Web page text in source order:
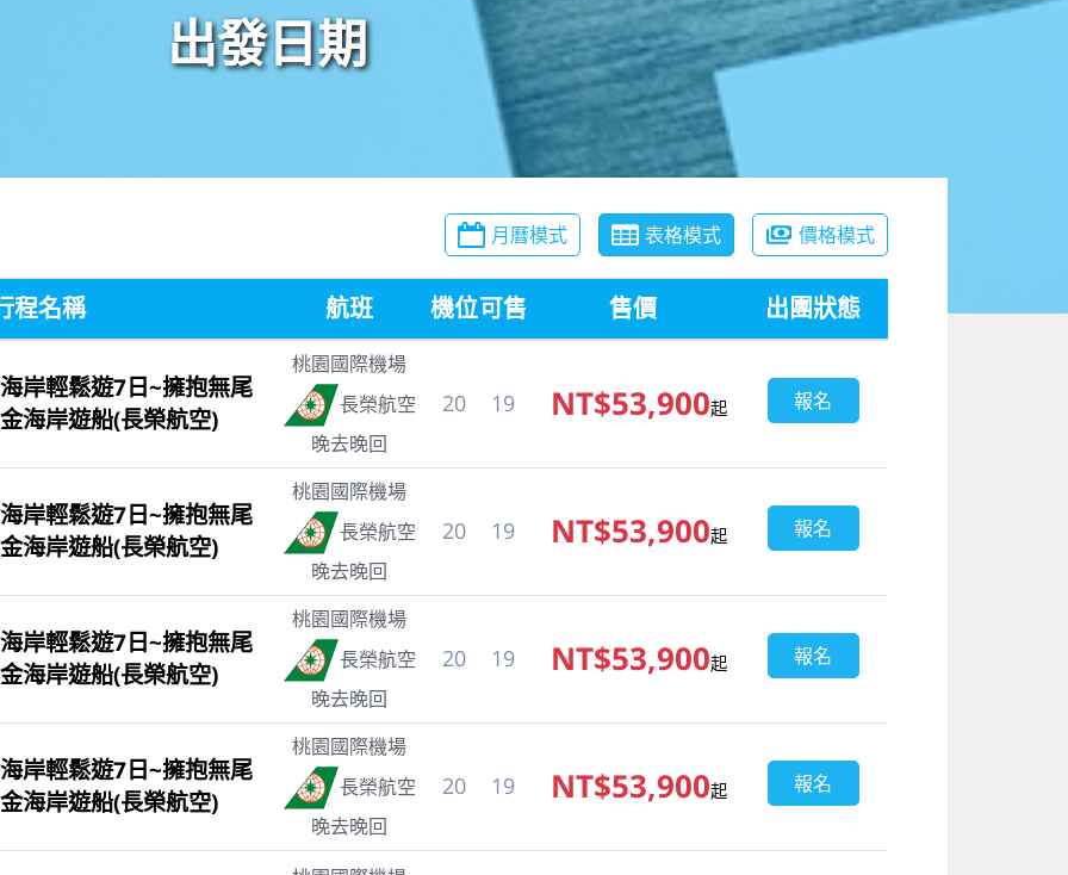
出發日期
月曆模式 表格模式 價格模式
程名稱 航班 機位可售 售價 出團狀態
岸輕鬆遊7日~擁抱無尾
海岸遊船(長榮航空)
桃園國際機場
長榮航空
晚去晚回
20 19 NT$53,900起 報名
岸輕鬆遊7日~擁抱無尾
海岸遊船(長榮航空)
桃園國際機場
長榮航空
晚去晚回
20 19 NT$53,900起 報名
岸輕鬆遊7日~擁抱無尾
海岸遊船(長榮航空)
桃園國際機場
長榮航空
晚去晚回
20 19 NT$53,900起 報名
岸輕鬆遊7日~擁抱無尾
海岸遊船(長榮航空)
桃園國際機場
長榮航空
晚去晚回
20 19 NT$53,900起 報名